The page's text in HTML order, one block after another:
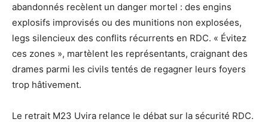
abandonnés recèlent un danger mortel : des engins
explosifs improvisés ou des munitions non explosées,
legs silencieux des conflits récurrents en RDC. « Évitez
ces zones », martèlent les représentants, craignant des
drames parmi les civils tentés de regagner leurs foyers
trop hâtivement.
Le retrait M23 Uvira relance le débat sur la sécurité RDC.